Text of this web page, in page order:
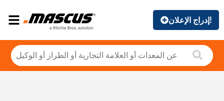
إدراج الإعلان!